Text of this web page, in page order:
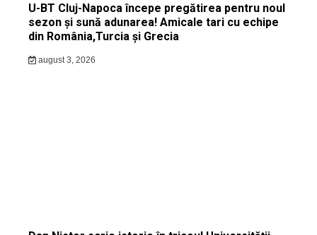
U-BT Cluj-Napoca începe pregătirea pentru noul
sezon și sună adunarea! Amicale tari cu echipe
din România,Turcia și Grecia
august 3, 2026